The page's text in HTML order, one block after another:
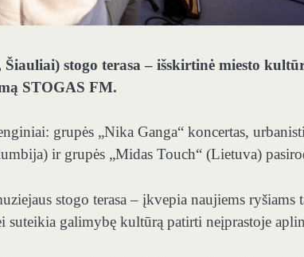
stogo terasa – išskirtinė miesto
STOGAS FM.
grupės „Nika Ganga“ koncertas,
ir grupės „Midas Touch“ (Lietuva)
stogo terasa – įkvepia naujiems ryšiams
suteikia galimybę kultūrą patirti neįprastoje